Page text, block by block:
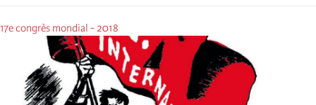
17e congrès mondial - 2018